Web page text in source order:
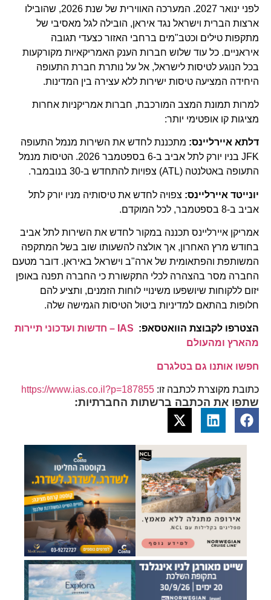
לפני ינואר 2027. המערכה האווירית של שנת 2026, שהובילו
ארצות הברית וישראל נגד איראן, הובילה לגל מאסיבי של
מתקפות טילים וכטב"מים ברחבי האזור כצעדי תגובה
איראניים. כל עוד שלוש חברות הענק האמריקאיות מקורקעות
בכל הנוגע לטיסות לישראל, אל על נותרת חברת התעופה
היחידה המציעה טיסות ישירות ללא עצירה בין המדינות.
למרות תמונת המצב המורכבת, חברות אמריקניות אחרות
מציגות קו אופטימי יותר:
דלתא איירליינס: מתכננת לחדש את השירות מנמל התעופה
JFK בניו יורק לתל אביב ב-6 בספטמבר 2026. הטיסות מנמל
התעופה באטלנטה (ATL) צפויות להתחדש ב-30 בנובמבר.
יונייטד איירליינס: צפויה לחדש את טיסותיה מניו יורק לתל
אביב ב-8 בספטמבר, לכל המוקדם.
אמריקן איירליינס תכננה במקור לחדש את השירות לתל אביב
בחודש מרץ האחרון, אך אולצה להשעותו שוב בשל המתקפה
המשותפת והפתאומית של ארה"ב וישראל באיראן. דובר מטעם
החברה מסר בהצהרה לכלי התקשורת כי החברה תפנה באופן
יזום ללקוחות שיושפעו משינויי לוחות הזמנים, ותציע להם
חלופות בהתאם למדיניות ביטול הטיסות הגמישה שלה.
הצטרפו לקבוצת הוואטסאפ:
IAS – חדשות ועדכוני תיירות
מהארץ ומהעולם
חפשו אותנו גם בטלגרם
כתובת מקוצרת לכתבה זו: https://www.ias.co.il?p=187855
שתפו את הכתבה ברשתות החברתיות: